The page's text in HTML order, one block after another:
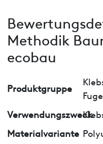
Methodik
ecobau
Produktgruppe
Verwendungszweck
Materialvariante